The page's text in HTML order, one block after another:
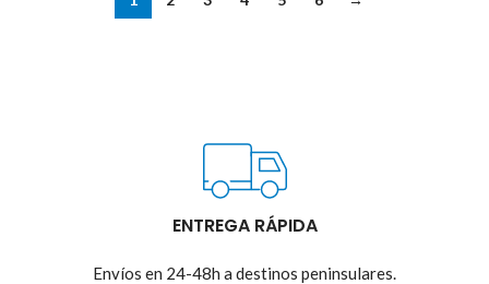
ENTREGA RÁPIDA
Envíos en 24-48h a destinos peninsulares.